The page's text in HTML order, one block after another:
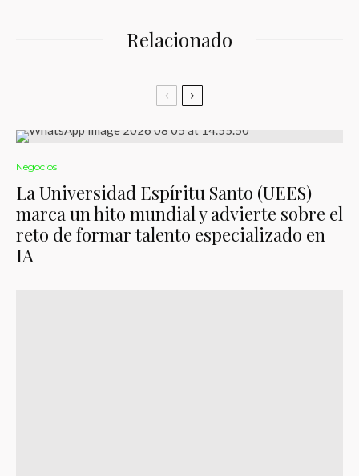
Relacionado
Negocios
La Universidad Espíritu Santo (UEES)
marca un hito mundial y advierte sobre el
reto de formar talento especializado en
IA